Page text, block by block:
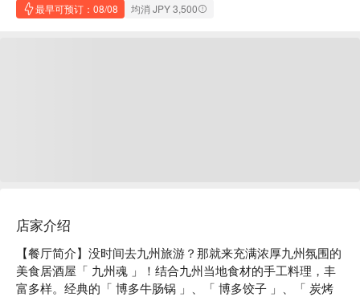
最早可预订：08/08 均消 JPY 3,500
店家介绍
【餐厅简介】没时间去九州旅游？那就来充满浓厚九州氛围的
美食居酒屋「 九州魂 」！结合九州当地食材的手工料理，丰
富多样。经典的「 博多牛肠锅 」、「 博多饺子 」、「 炭烤